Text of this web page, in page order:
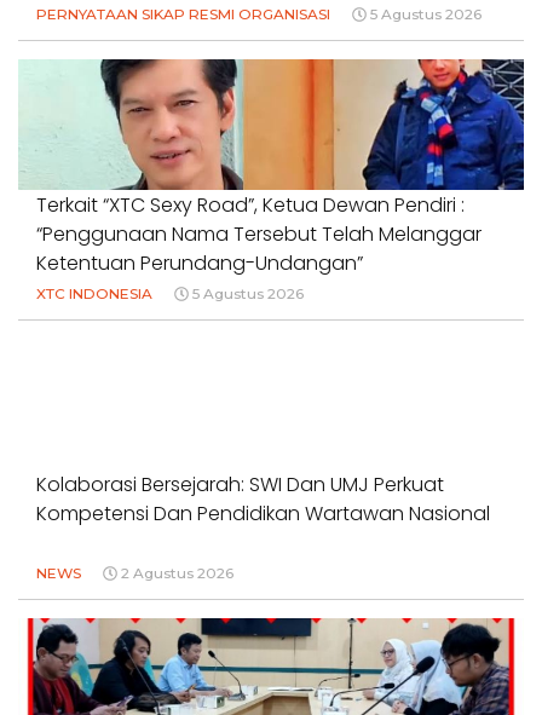
PERNYATAAN SIKAP RESMI ORGANISASI 5 Agustus 2026
Terkait “XTC Sexy Road”, Ketua Dewan Pendiri :
“Penggunaan Nama Tersebut Telah Melanggar
Ketentuan Perundang-Undangan”
XTC INDONESIA 5 Agustus 2026
Kolaborasi Bersejarah: SWI Dan UMJ Perkuat
Kompetensi Dan Pendidikan Wartawan Nasional
NEWS 2 Agustus 2026